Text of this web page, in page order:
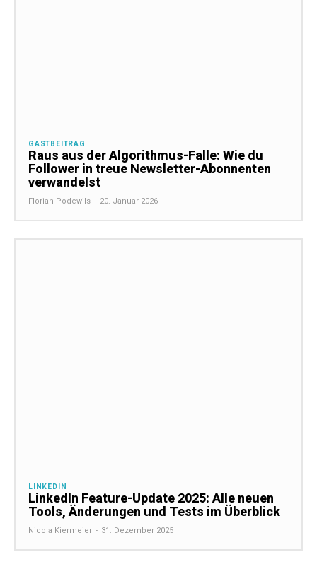
GASTBEITRAG
Raus aus der Algorithmus-Falle: Wie du
Follower in treue Newsletter-Abonnenten
verwandelst
Florian Podewils - 20. Januar 2026
LINKEDIN
LinkedIn Feature-Update 2025: Alle neuen
Tools, Änderungen und Tests im Überblick
Nicola Kiermeier - 31. Dezember 2025